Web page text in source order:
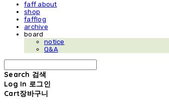
faff about
shop
fafflog
archive
board
notice
Q&A
Search 검색
Log In 로그인
Cart장바구니